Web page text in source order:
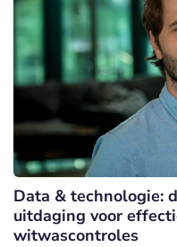
Data & technologie:
uitdaging voor
witwascontroles